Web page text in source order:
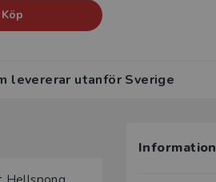
Köp
levererar utanför Sverige
Information